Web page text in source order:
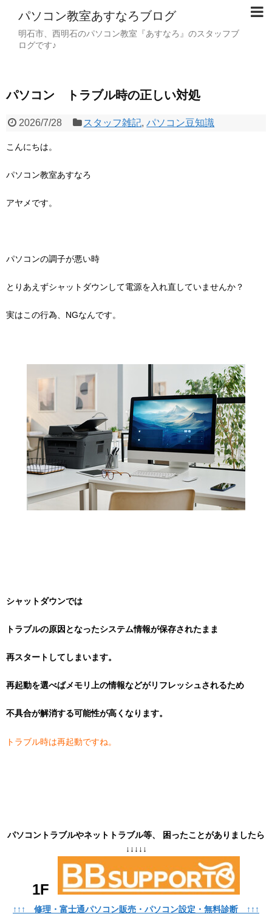
パソコン教室あすなろブログ
明石市、西明石のパソコン教室『あすなろ』のスタッフブ
ログです♪
パソコン トラブル時の正しい対処
2026/7/28 スタッフ雑記,パソコン豆知識
こんにちは。
パソコン教室あすなろ
アヤメです。
パソコンの調子が悪い時
とりあえずシャットダウンして電源を入れ直していませんか？
実はこの行為、NGなんです。
シャットダウンでは
トラブルの原因となったシステム情報が保存されたまま
再スタートしてしまいます。
再起動を選べばメモリ上の情報などがリフレッシュされるため
不具合が解消する可能性が高くなります。
トラブル時は再起動ですね。
パソコントラブルやネットトラブル等、 困ったことがありましたら
↓↓↓↓↓
1F
↑↑↑ 修理・富士通パソコン販売・パソコン設定・無料診断 ↑↑↑